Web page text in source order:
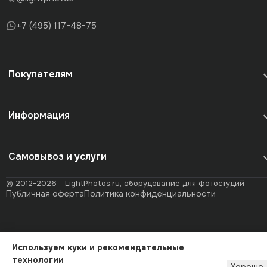
+7 (495) 117-48-75
Покупателям
Информация
Самовывоз и услуги
© 2012-2026 - LightPhotos.ru, оборудование для фотостудий
Публичная офертаПолитика конфиденциальности
Используем куки и рекомендательные
технологии